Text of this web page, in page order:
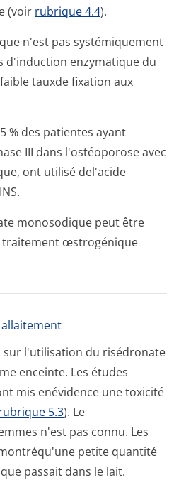
(voir rubrique 4.4).
n'est pas systémiquement
d'induction enzymatique du
tauxde fixation aux
% des patientes ayant
III dans l'ostéoporose avec
ont utilisé del'acide
monosodique peut être
traitement œstrogénique
allaitement
sur l'utilisation du risédronate
enceinte. Les études
mis enévidence une toxicité
5.3). Le
n'est pas connu. Les
petite quantité
passait dans le lait.